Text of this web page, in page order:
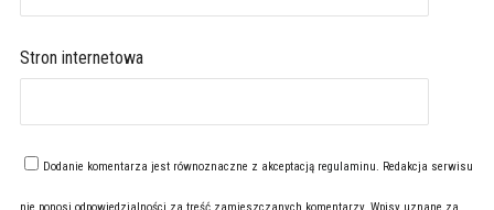
Stron internetowa
Dodanie komentarza jest równoznaczne z akceptacją regulaminu. Redakcja serwisu